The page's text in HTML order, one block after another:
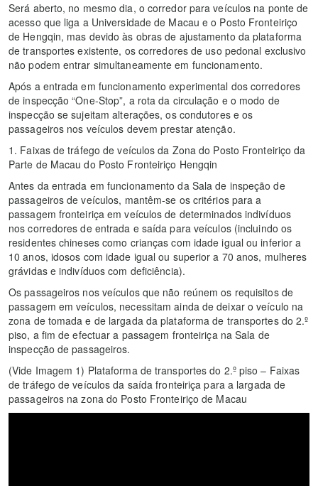
Será aberto, no mesmo dia, o corredor para veículos na ponte de
acesso que liga a Universidade de Macau e o Posto Fronteiriço
de Hengqin, mas devido às obras de ajustamento da plataforma
de transportes existente, os corredores de uso pedonal exclusivo
não podem entrar simultaneamente em funcionamento.
Após a entrada em funcionamento experimental dos corredores
de inspecção “One-Stop”, a rota da circulação e o modo de
inspecção se sujeitam alterações, os condutores e os
passageiros nos veículos devem prestar atenção.
1. Faixas de tráfego de veículos da Zona do Posto Fronteiriço da
Parte de Macau do Posto Fronteiriço Hengqin
Antes da entrada em funcionamento da Sala de inspeção de
passageiros de veículos, mantêm-se os critérios para a
passagem fronteiriça em veículos de determinados indivíduos
nos corredores de entrada e saída para veículos (incluindo os
residentes chineses como crianças com idade igual ou inferior a
10 anos, idosos com idade igual ou superior a 70 anos, mulheres
grávidas e indivíduos com deficiência).
Os passageiros nos veículos que não reúnem os requisitos de
passagem em veículos, necessitam ainda de deixar o veículo na
zona de tomada e de largada da plataforma de transportes do 2.º
piso, a fim de efectuar a passagem fronteiriça na Sala de
inspecção de passageiros.
(Vide Imagem 1) Plataforma de transportes do 2.º piso – Faixas
de tráfego de veículos da saída fronteiriça para a largada de
passageiros na zona do Posto Fronteiriço de Macau